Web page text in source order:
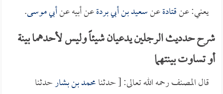
يعني: عنقتادةعنسعيد بن أبي بردةعن أبيه عنأبي موسى.
شرح حدديث الرجلين يدعيان شيئاً وليس لأحدهما بينة
أو تساوت بينتهما
قال المصنف رحمه الله تعالى: [ حدثنامحمد بن بشارحدثنا